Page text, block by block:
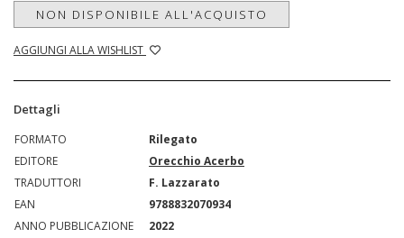
NON DISPONIBILE ALL'ACQUISTO
AGGIUNGI ALLA WISHLIST
Dettagli
FORMATO
Rilegato
EDITORE
Orecchio Acerbo
TRADUTTORI
F. Lazzarato
EAN
9788832070934
ANNO PUBBLICAZIONE
2022